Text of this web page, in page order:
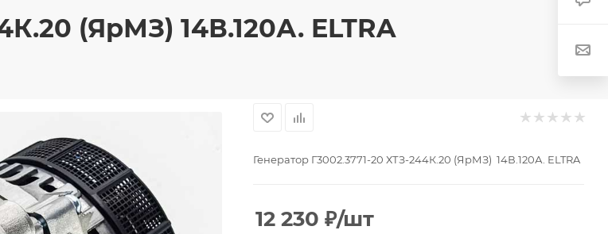
(ЯрМЗ) 14В.120А. ELTRA
Генератор Г3002.3771-20 ХТЗ-244К.20 (ЯрМЗ) 14В.120А. ELTRA
12 230 ₽/шт